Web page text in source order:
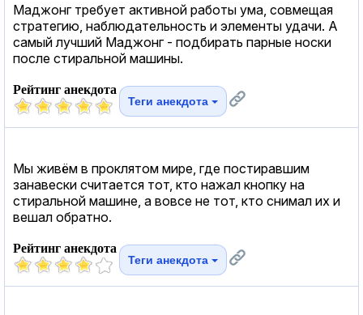
Маджонг требует активной работы ума, совмещая
стратегию, наблюдательность и элементы удачи. А
самый лучший Маджонг - подбирать парные носки
после стиральной машины.
Рейтинг анекдота
Теги анекдота
Мы живём в проклятом мире, где постиравшим
занавески считается тот, кто нажал кнопку на
стиральной машине, а вовсе не тот, кто снимал их и
вешал обратно.
Рейтинг анекдота
Теги анекдота